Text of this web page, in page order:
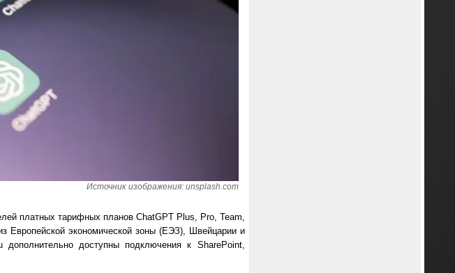
Источник изображения: unsplash.com
платных тарифных планов ChatGPT Plus, Pro, Team,
Европейской экономической зоны (ЕЭЗ), Швейцарии и
доступны подключения к SharePoint,